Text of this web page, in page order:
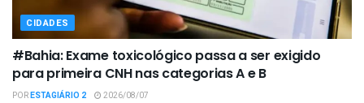
CIDADES
#Bahia: Exame toxicológico passa a ser exigido
para primeira CNH nas categorias A e B
PORESTAGIÁRIO 2 2026/08/07